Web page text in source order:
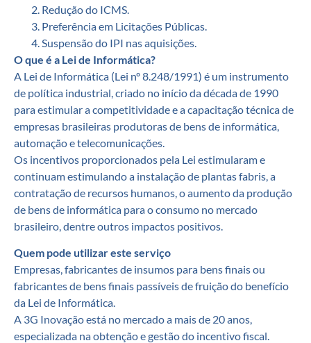
Redução do ICMS.
Preferência em Licitações Públicas.
Suspensão do IPI nas aquisições.
O que é a Lei de Informática?
A Lei de Informática (Lei nº 8.248/1991) é um instrumento
de política industrial, criado no início da década de 1990
para estimular a competitividade e a capacitação técnica de
empresas brasileiras produtoras de bens de informática,
automação e telecomunicações.
Os incentivos proporcionados pela Lei estimularam e
continuam estimulando a instalação de plantas fabris, a
contratação de recursos humanos, o aumento da produção
de bens de informática para o consumo no mercado
brasileiro, dentre outros impactos positivos.
Quem pode utilizar este serviço
Empresas, fabricantes de insumos para bens finais ou
fabricantes de bens finais passíveis de fruição do benefício
da Lei de Informática.
A 3G Inovação está no mercado a mais de 20 anos,
especializada na obtenção e gestão do incentivo fiscal.